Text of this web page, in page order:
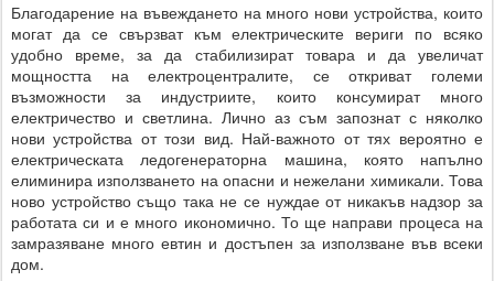
Благодарение на въвеждането на много нови устройства, които
могат да се свързват към електрическите вериги по всяко
удобно време, за да стабилизират товара и да увеличат
мощността на електроцентралите, се откриват големи
възможности за индустриите, които консумират много
електричество и светлина. Лично аз съм запознат с няколко
нови устройства от този вид. Най-важното от тях вероятно е
електрическата ледогенераторна машина, която напълно
елиминира използването на опасни и нежелани химикали. Това
ново устройство също така не се нуждае от никакъв надзор за
работата си и е много икономично. То ще направи процеса на
замразяване много евтин и достъпен за използване във всеки
дом.